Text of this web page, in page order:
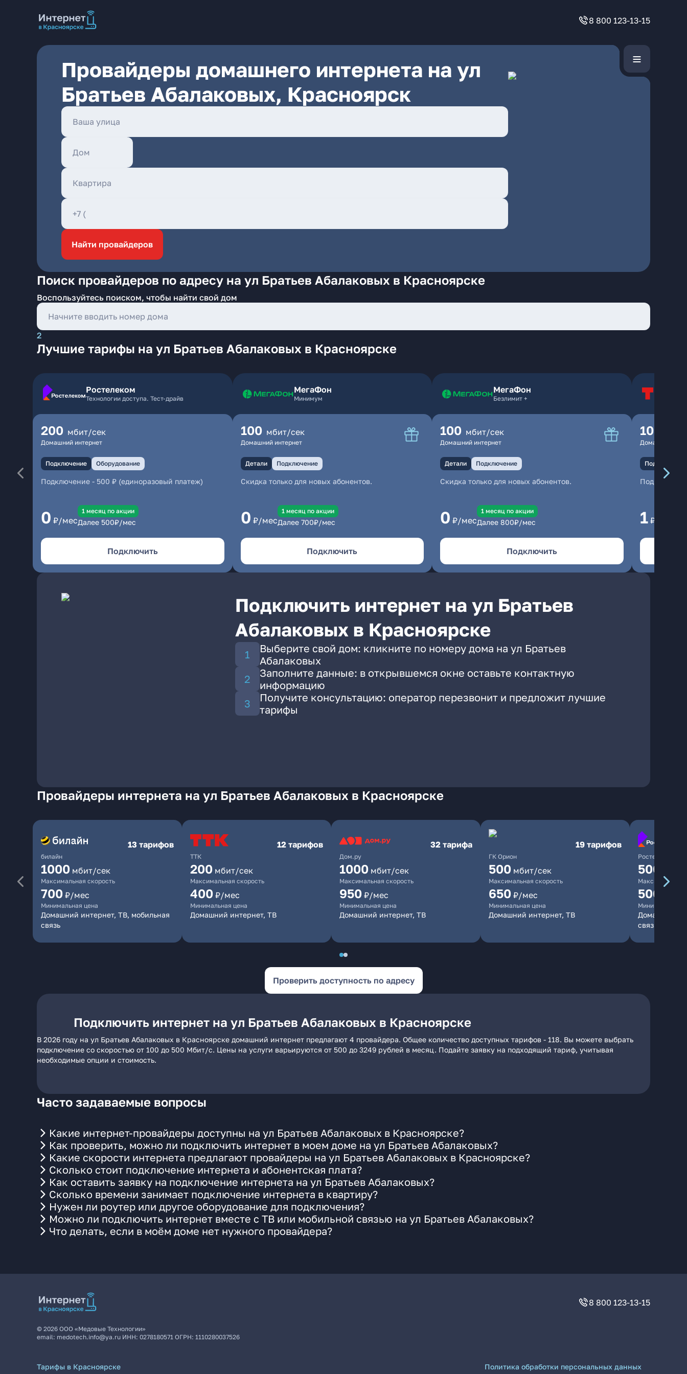
8 800 123-13-15
Провайдеры домашнего интернета на ул
Братьев Абалаковых, Красноярск
Найти провайдеров
Поиск провайдеров по адресу на ул Братьев Абалаковых в Красноярске
Воспользуйтесь поиском, чтобы найти свой дом
2
Лучшие тарифы на ул Братьев Абалаковых в Красноярске
Ростелеком
Технологии доступа. Тест-драйв
200 мбит/сек
Домашний интернет
Подключение Оборудование
Подключение - 500 ₽ (единоразовый платеж)
0 ₽/мес
1 месяц по акции
Далее 500₽/мес
Подключить
МегаФон
Минимум
100 мбит/сек
Домашний интернет
Детали Подключение
Скидка только для новых абонентов.
0 ₽/мес
1 месяц по акции
Далее 700₽/мес
Подключить
МегаФон
Безлимит +
100 мбит/сек
Домашний интернет
Детали Подключение
Скидка только для новых абонентов.
0 ₽/мес
1 месяц по акции
Далее 800₽/мес
Подключить
100
Домашний
Подключение
1 ₽/мес
Подключить интернет на ул Братьев
Абалаковых в Красноярске
Выберите свой дом: кликните по номеру дома на ул Братьев
Абалаковых
Заполните данные: в открывшемся окне оставьте контактную
информацию
Получите консультацию: оператор перезвонит и предложит лучшие
тарифы
Провайдеры интернета на ул Братьев Абалаковых в Красноярске
билайн
13 тарифов
1000 мбит/сек
Максимальная скорость
700 ₽/мес
Минимальная цена
Домашний интернет, ТВ, мобильная
связь
ТТК
12 тарифов
200 мбит/сек
Максимальная скорость
400 ₽/мес
Минимальная цена
Домашний интернет, ТВ
Дом.ру
32 тарифа
1000 мбит/сек
Максимальная скорость
950 ₽/мес
Минимальная цена
Домашний интернет, ТВ
ГК Орион
19 тарифов
500 мбит/сек
Максимальная скорость
650 ₽/мес
Минимальная цена
Домашний интернет, ТВ
Ростелеком
500
Максимальная
500
Минимальная
Домашний
связь
Проверить доступность по адресу
Подключить интернет на ул Братьев Абалаковых в Красноярске
В 2026 году на ул Братьев Абалаковых в Красноярске домашний интернет предлагают 4 провайдера. Общее количество доступных тарифов - 118. Вы можете выбрать
подключение со скоростью от 100 до 500 Мбит/с. Цены на услуги варьируются от 500 до 3249 рублей в месяц. Подайте заявку на подходящий тариф, учитывая
необходимые опции и стоимость.
Часто задаваемые вопросы
Какие интернет-провайдеры доступны на ул Братьев Абалаковых в Красноярске?
Как проверить, можно ли подключить интернет в моем доме на ул Братьев Абалаковых?
Какие скорости интернета предлагают провайдеры на ул Братьев Абалаковых в Красноярске?
Сколько стоит подключение интернета и абонентская плата?
Как оставить заявку на подключение интернета на ул Братьев Абалаковых?
Сколько времени занимает подключение интернета в квартиру?
Нужен ли роутер или другое оборудование для подключения?
Можно ли подключить интернет вместе с ТВ или мобильной связью на ул Братьев Абалаковых?
Что делать, если в моём доме нет нужного провайдера?
8 800 123-13-15
© 2026 ООО «Медовые Технологии»
email: medotech.info@ya.ru ИНН: 0278180571 ОГРН: 1110280037526
Тарифы в Красноярске
Политика обработки персональных данных